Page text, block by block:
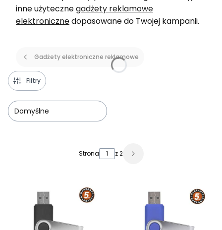
inne użytecznegadżety reklamowe
elektronicznedopasowane do Twojej kampanii.
Gadżety elektroniczne reklamowe
Filtry
Domyślne
Strona z 2